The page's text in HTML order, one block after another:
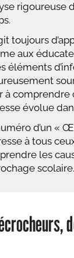
rigoureuse
toujours
aux
éléments
à comprendre
évolue
d’un «
à tous
les
scolaire.